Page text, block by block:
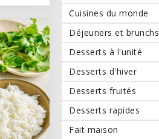
Cuisines du monde
Déjeuners et brunchs
Desserts à l'unité
Desserts d'hiver
Desserts fruités
Desserts rapides
Fait maison